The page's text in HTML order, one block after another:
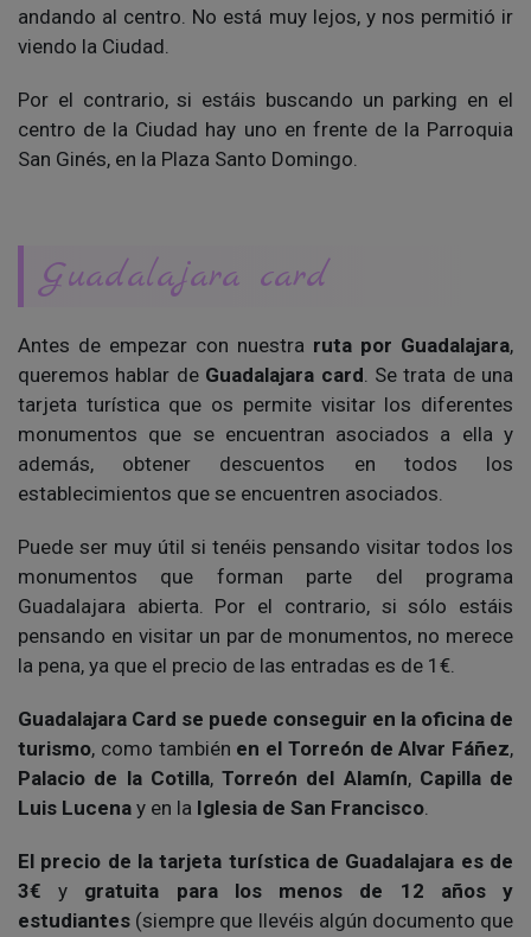
andando al centro. No está muy lejos, y nos permitió ir
viendo la Ciudad.
Por el contrario, si estáis buscando un parking en el
centro de la Ciudad hay uno en frente de la Parroquia
San Ginés, en la Plaza Santo Domingo.
Guadalajara card
Antes de empezar con nuestra ruta por Guadalajara,
queremos hablar de Guadalajara card. Se trata de una
tarjeta turística que os permite visitar los diferentes
monumentos que se encuentran asociados a ella y
además, obtener descuentos en todos los
establecimientos que se encuentren asociados.
Puede ser muy útil si tenéis pensando visitar todos los
monumentos que forman parte del programa
Guadalajara abierta. Por el contrario, si sólo estáis
pensando en visitar un par de monumentos, no merece
la pena, ya que el precio de las entradas es de 1€.
Guadalajara Card se puede conseguir en la oficina de
turismo, como también en el Torreón de Alvar Fáñez,
Palacio de la Cotilla, Torreón del Alamín, Capilla de
Luis Lucena y en la Iglesia de San Francisco.
El precio de la tarjeta turística de Guadalajara es de
3€ y gratuita para los menos de 12 años y
estudiantes (siempre que llevéis algún documento que